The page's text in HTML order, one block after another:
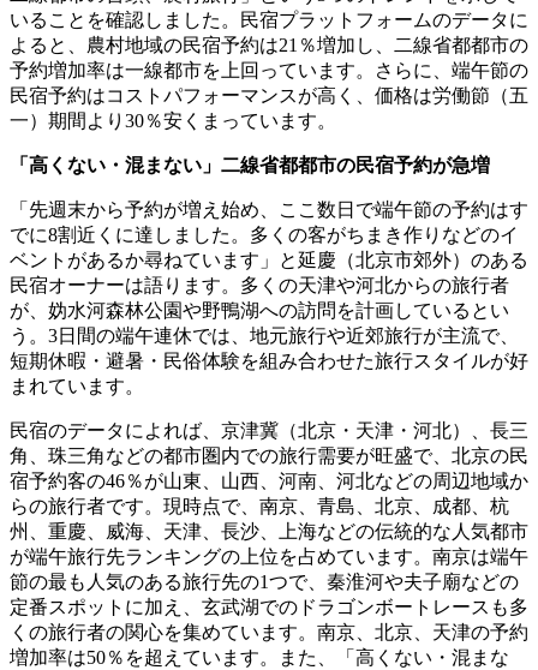
いることを確認しました。民宿プラットフォームのデータに
よると、農村地域の民宿予約は21％増加し、二線省都都市の
予約増加率は一線都市を上回っています。さらに、端午節の
民宿予約はコストパフォーマンスが高く、価格は労働節（五
一）期間より30％安くまっています。
「高くない・混まない」二線省都都市の民宿予約が急増
「先週末から予約が増え始め、ここ数日で端午節の予約はす
でに8割近くに達しました。多くの客がちまき作りなどのイ
ベントがあるか尋ねています」と延慶（北京市郊外）のある
民宿オーナーは語ります。多くの天津や河北からの旅行者
が、妫水河森林公園や野鴨湖への訪問を計画しているとい
う。3日間の端午連休では、地元旅行や近郊旅行が主流で、
短期休暇・避暑・民俗体験を組み合わせた旅行スタイルが好
まれています。
民宿のデータによれば、京津冀（北京・天津・河北）、長三
角、珠三角などの都市圏内での旅行需要が旺盛で、北京の民
宿予約客の46％が山東、山西、河南、河北などの周辺地域か
らの旅行者です。現時点で、南京、青島、北京、成都、杭
州、重慶、威海、天津、長沙、上海などの伝統的な人気都市
が端午旅行先ランキングの上位を占めています。南京は端午
節の最も人気のある旅行先の1つで、秦淮河や夫子廟などの
定番スポットに加え、玄武湖でのドラゴンボートレースも多
くの旅行者の関心を集めています。南京、北京、天津の予約
増加率は50％を超えています。また、「高くない・混まな